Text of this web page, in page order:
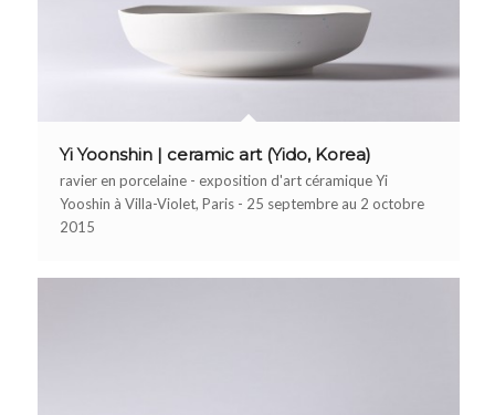
Yi Yoonshin | ceramic art (Yido, Korea)
ravier en porcelaine - exposition d'art céramique Yi
Yooshin à Villa-Violet, Paris - 25 septembre au 2 octobre
2015